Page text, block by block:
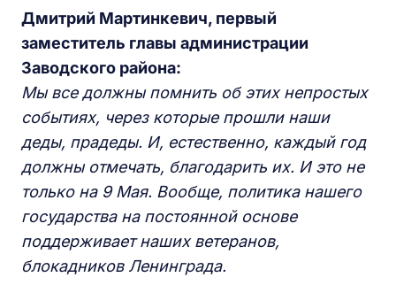
Дмитрий Мартинкевич, первый
заместитель главы администрации
Заводского района:
Мы все должны помнить об этих непростых
событиях, через которые прошли наши
деды, прадеды. И, естественно, каждый год
должны отмечать, благодарить их. И это не
только на 9 Мая. Вообще, политика нашего
государства на постоянной основе
поддерживает наших ветеранов,
блокадников Ленинграда.